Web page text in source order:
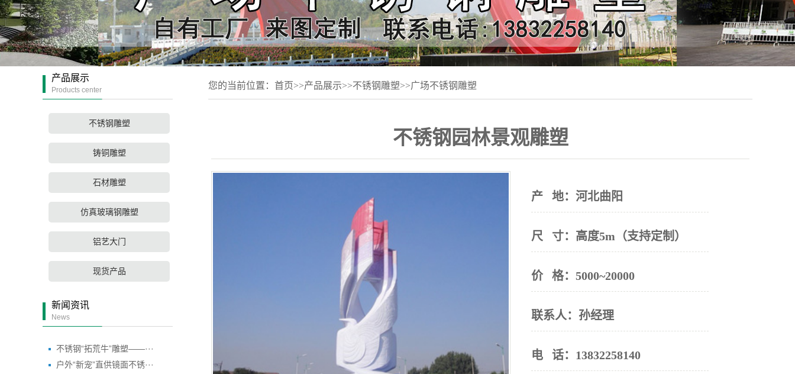
产品展示
Products center
不锈钢雕塑
铸铜雕塑
石材雕塑
仿真玻璃钢雕塑
铝艺大门
现货产品
新闻资讯
News
不锈钢“拓荒牛”雕塑——···
户外“新宠”直供镜面不锈···
您的当前位置： 首页>>产品展示>>不锈钢雕塑>>广场不锈钢雕塑
不锈钢园林景观雕塑
产 地： 河北曲阳
尺 寸： 高度5m（支持定制）
价 格： 5000~20000
联系人： 孙经理
电 话： 13832258140